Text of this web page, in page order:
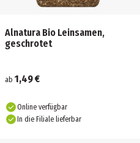
Alnatura Bio Leinsamen,
geschrotet
ab 1,49 €
Online verfügbar
In die Filiale lieferbar